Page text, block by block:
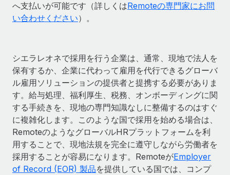
へ支払いが可能です（詳しくはRemoteの専門家にお問
い合わせください）。
シエラレオネで採用を行う企業は、通常、現地で法人を
保有するか、企業に代わって雇用を代行できるグローバ
ル雇用ソリューションの提供者と提携する必要がありま
す。給与処理、福利厚生、税務、オンボーディングに関
する手続きを、現地の専門知識なしに整備するのはすぐ
に複雑化します。このような国で採用を始める場合は、
RemoteのようなグローバルHRプラットフォームを利
用することで、現地法規を完全に遵守しながら労働者を
採用することが容易になります。RemoteがEmployer
of Record (EOR) 製品を提供している国では、コンプ